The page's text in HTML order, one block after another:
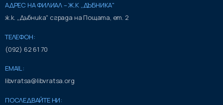
АДРЕС НА ФИЛИАЛ – Ж.К „ДЪБНИКА"
ж.к. „Дъбника" сграда на Пощата, ет. 2
ТЕЛЕФОН:
(092) 62 61 70
EMAIL:
libvratsa@libvratsa.org
ПОСЛЕДВАЙТЕ НИ: